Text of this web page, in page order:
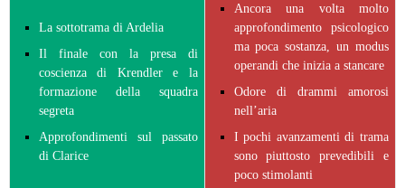
La sottotrama di Ardelia
Il finale con la presa di
coscienza di Krendler e la
formazione della squadra
segreta
Approfondimenti sul passato
di Clarice
Ancora una volta molto
approfondimento psicologico
ma poca sostanza, un modus
operandi che inizia a stancare
Odore di drammi amorosi
nell’aria
I pochi avanzamenti di trama
sono piuttosto prevedibili e
poco stimolanti